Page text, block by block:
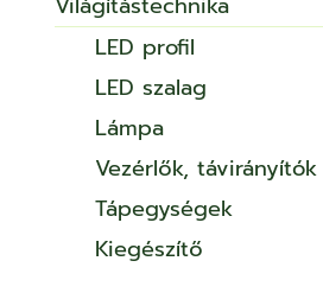
LED profil
LED szalag
Lámpa
Vezérlők, távirányítók
Tápegységek
Kiegészítő